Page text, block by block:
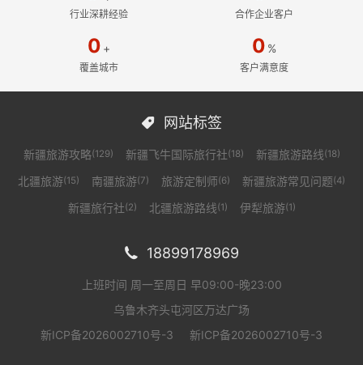
行业深耕经验 合作企业客户
0 +
覆盖城市
0 %
客户满意度
 网站标签
新疆旅游攻略(129) 新疆飞牛国际旅行社(18) 新疆旅游路线(18)
北疆旅游(15) 南疆旅游(7) 旅游定制师(6) 新疆旅游常见问题(4)
新疆旅行社(2) 北疆旅游路线(1) 伊犁旅游(1)
 18899178969
上班时间 周一至周日 早09:00-晚23:00
乌鲁木齐头屯河区万达广场
新ICP备2026002710号-3
新ICP备2026002710号-3